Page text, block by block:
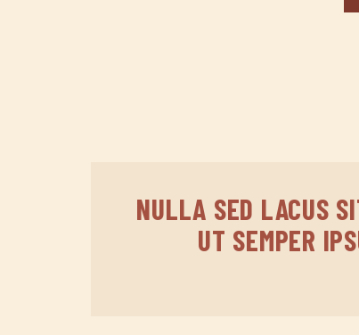
NULLA SED LACUS
UT SEMPER